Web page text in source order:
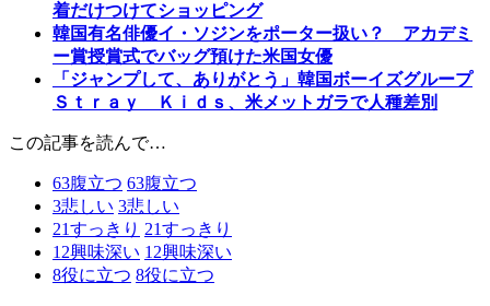
着だけつけてショッピング
韓国有名俳優イ・ソジンをポーター扱い？ アカデミ
ー賞授賞式でバッグ預けた米国女優
「ジャンプして、ありがとう」韓国ボーイズグループ
Ｓｔｒａｙ Ｋｉｄｓ、米メットガラで人種差別
この記事を読んで…
63腹立つ 63腹立つ
3悲しい 3悲しい
21すっきり 21すっきり
12興味深い 12興味深い
8役に立つ 8役に立つ